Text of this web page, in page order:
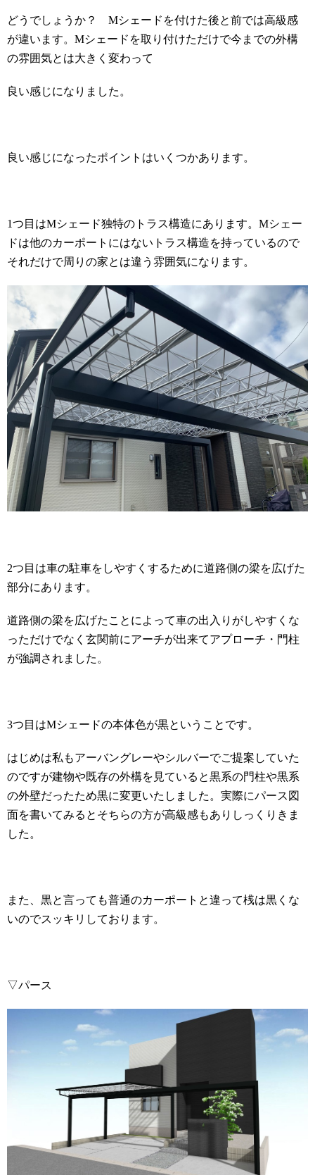
どうでしょうか？ Mシェードを付けた後と前では高級感
が違います。 Mシェードを取り付けただけで今までの外構
の雰囲気とは大きく変わって
良い感じになりました。
良い感じになったポイントはいくつかあります。
1つ目はMシェード独特のトラス構造にあります。 Mシェー
ドは他のカーポートにはないトラス構造を持っているので
それだけで周りの家とは違う雰囲気になります。
2つ目は車の駐車をしやすくするために道路側の梁を広げた
部分にあります。
道路側の梁を広げたことによって車の出入りがしやすくな
っただけでなく玄関前にアーチが出来てアプローチ・門柱
が強調されました。
3つ目はMシェードの本体色が黒ということです。
はじめは私もアーバングレーやシルバーでご提案していた
のですが建物や既存の外構を見ていると黒系の門柱や黒系
の外壁だったため黒に変更いたしました。実際にパース図
面を書いてみるとそちらの方が高級感もありしっくりきま
した。
また、黒と言っても普通のカーポートと違って桟は黒くな
いのでスッキリしております。
▽パース